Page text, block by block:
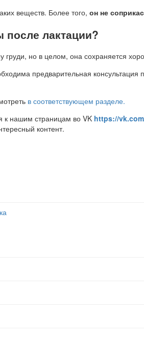
веществ. Более того, он не
лактации?
груди, но в целом, она сохраняется
предварительная консультация
в соответствующем разделе.
к нашим страницам во VK https://
контент.